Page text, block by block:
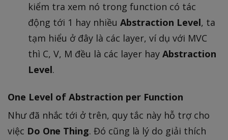
kiểm tra xem nó trong function có tác
động tới 1 hay nhiều Abstraction Level, ta
tạm hiểu ở đây là các layer, ví dụ với MVC
thì C, V, M đều là các layer hay Abstraction
Level.
One Level of Abstraction per Function
Như đã nhắc tới ở trên, quy tắc này hỗ trợ cho
việc Do One Thing. Đó cũng là lý do giải thích